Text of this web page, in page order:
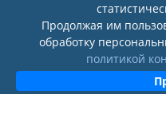
Системы
Продолжая им
обработку
политикой